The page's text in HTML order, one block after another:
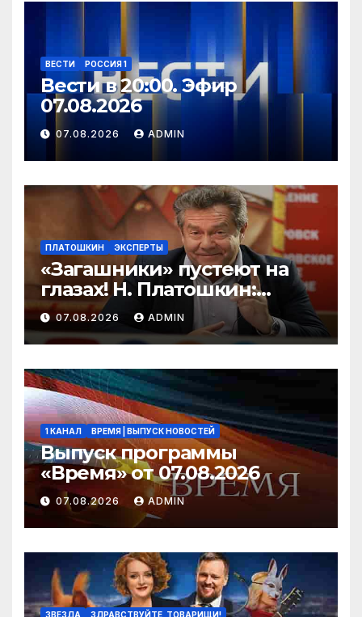
ВЕСТИ РОССИЯ 1
Вести в 20:00. Эфир
07.08.2026
07.08.2026 ADMIN
ПЛАТОШКИН ЭКСПЕРТЫ
«Загашники» пустеют на
глазах! Н. Платошкин:
посмотрите, что власть
скрывает за красивыми
отчётами!
07.08.2026 ADMIN
1 КАНАЛ ВРЕМЯ | ВЫПУСК НОВОСТЕЙ
Выпуск программы
«Время» от 07.08.2026
07.08.2026 ADMIN
ЗВЕЗДА ЗДРАВСТВУЙТЕ, ТОВАРИЩИ!